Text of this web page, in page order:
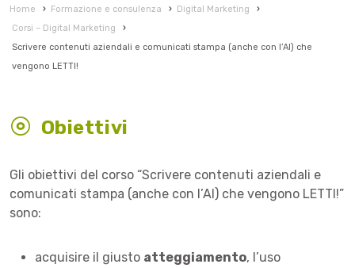
Home › Formazione e consulenza › Digital Marketing
›
Corsi – Digital Marketing
›
Scrivere contenuti aziendali e comunicati stampa (anche con l’AI) che
vengono LETTI!
Obiettivi
Gli obiettivi del corso “Scrivere contenuti aziendali e
comunicati stampa (anche con l’AI) che vengono LETTI!”
sono:
acquisire il giusto atteggiamento, l’uso